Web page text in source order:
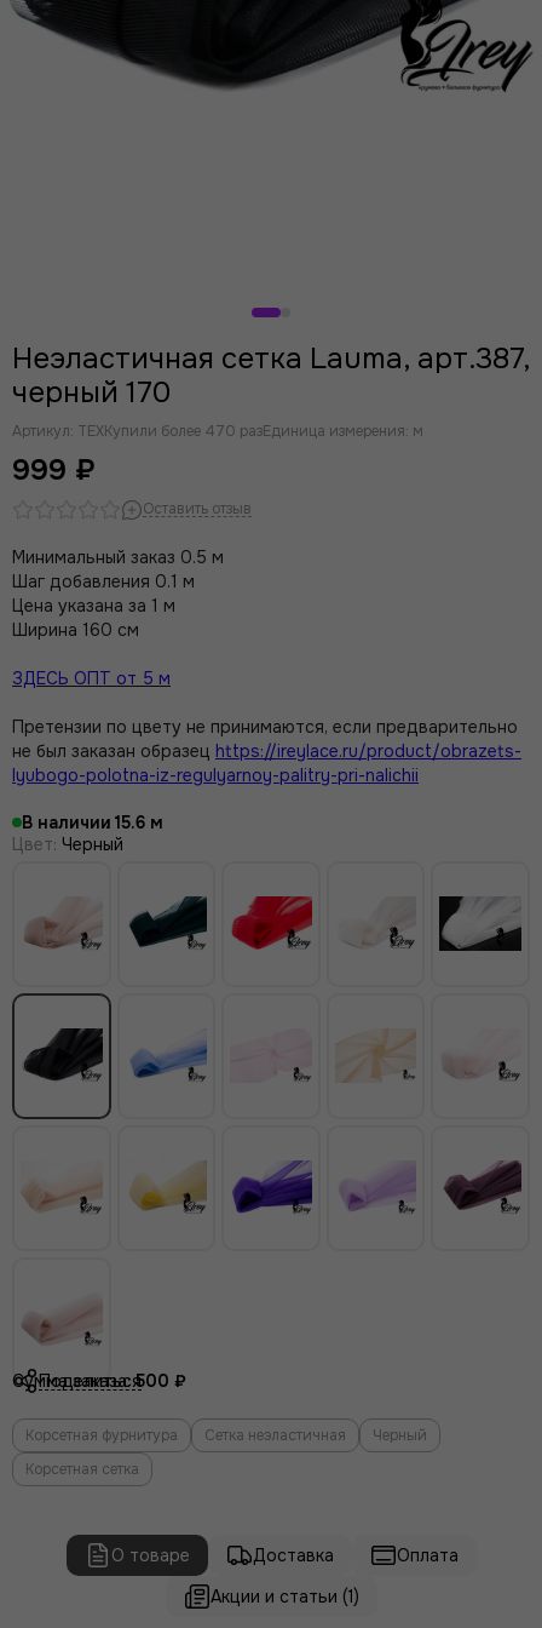
Неэластичная сетка Lauma, арт.387,
черный 170
Артикул: TEXКупили более 470 разЕдиница измерения: м
999 ₽
Оставить отзыв
Минимальный заказ 0.5 м
Шаг добавления 0.1 м
Цена указана за 1 м
Ширина 160 см
ЗДЕСЬ ОПТ от 5 м
Претензии по цвету не принимаются, если предварительно
не был заказан образец https://ireylace.ru/product/obrazets-
lyubogo-polotna-iz-regulyarnoy-palitry-pri-nalichii
В наличии 15.6
Цвет: Черный
Сумма заказа:500 ₽
Поделиться
Корсетная фурнитура Сетка неэластичная
Черный
Корсетная сетка
О товаре Доставка
Оплата
Акции и статьи (1)